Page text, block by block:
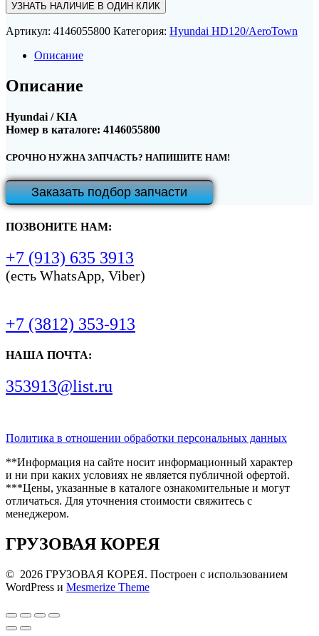
УЗНАТЬ НАЛИЧИЕ В ОДИН КЛИК
Артикул: 4146055800 Категория: Hyundai HD120/AeroTown
Описание
Описание
Hyundai / KIA
Номер в каталоге: 4146055800
СРОЧНО НУЖНА ЗАПЧАСТЬ? НАПИШИТЕ НАМ!
Заказать подбор запчасти
ПОЗВОНИТЕ НАМ:
+7 (913) 635 3913
(есть WhatsApp, Viber)
+7 (3812) 353-913
НАША ПОЧТА:
353913@list.ru
Политика в отношении обработки персональных данных
**Информация на сайте носит информационный характер
и ни при каких условиях не является публичной офертой.
***Цены, указанные в каталоге ознакомительные и могут
отличаться. Для уточнения стоимости свяжитесь с
менеджером.
ГРУЗОВАЯ КОРЕЯ
© 2026 ГРУЗОВАЯ КОРЕЯ. Построен с использованием
WordPress и Mesmerize Theme